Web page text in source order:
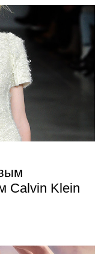
Calvin Klein